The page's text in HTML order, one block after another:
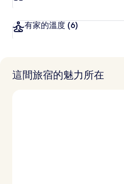
有家的溫度 (6)
這間旅宿的魅力所在